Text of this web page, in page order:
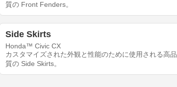
質の Front Fenders。
Side Skirts
Honda™ Civic CX
カスタマイズされた外観と性能のために使用される高品
質の Side Skirts。